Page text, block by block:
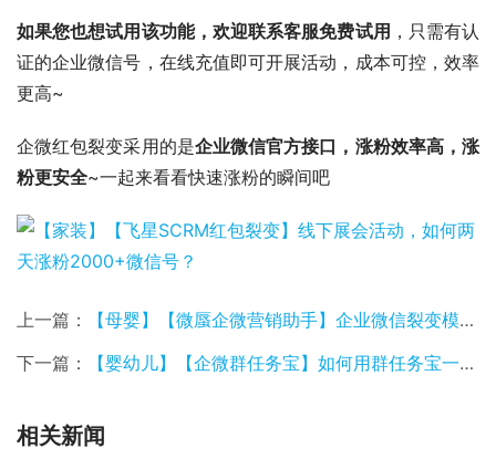
如果您也想试用该功能，欢迎联系客服免费试用 ，只需有认
证的企业微信号，在线充值即可开展活动，成本可控，效率
更高~
企微红包裂变采用的是企业微信官方接口，涨粉效率高，涨
粉更安全~一起来看看快速涨粉的瞬间吧
上一篇：
【母婴】【微蜃企微营销助手】企业微信裂变模式案例
下一篇：
【婴幼儿】【企微群任务宝】如何用群任务宝一天裂变6000余人入群
相关新闻